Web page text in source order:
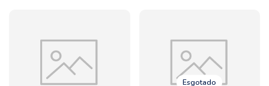
Esgotado